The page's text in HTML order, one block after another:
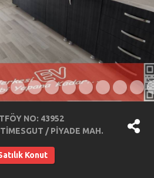
NO: 43952
/ PİYADE MAH.
Konut